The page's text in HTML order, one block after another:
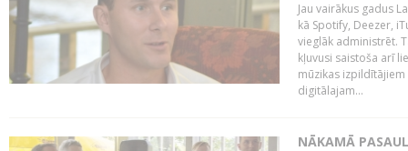
Jau vairākus gadus
kā Spotify, Deezer,
vieglāk administrēt.
kļuvusi saistoša arī
mūzikas
digitālajam...
NĀKAMĀ